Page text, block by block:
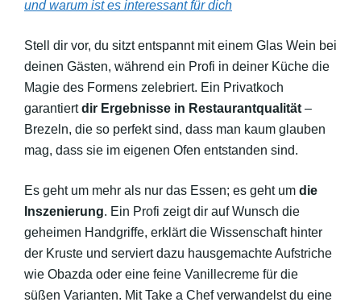
und warum ist es interessant für dich
Stell dir vor, du sitzt entspannt mit einem Glas Wein bei
deinen Gästen, während ein Profi in deiner Küche die
Magie des Formens zelebriert. Ein Privatkoch
garantiertdir Ergebnisse in Restaurantqualität –
Brezeln, die so perfekt sind, dass man kaum glauben
mag, dass sie im eigenen Ofen entstanden sind.
Es geht um mehr als nur das Essen; es geht um die
Inszenierung. Ein Profi zeigt dir auf Wunsch die
geheimen Handgriffe, erklärt die Wissenschaft hinter
der Kruste und serviert dazu hausgemachte Aufstriche
wie Obazda oder eine feine Vanillecreme für die
süßen Varianten. Mit Take a Chef verwandelst du eine